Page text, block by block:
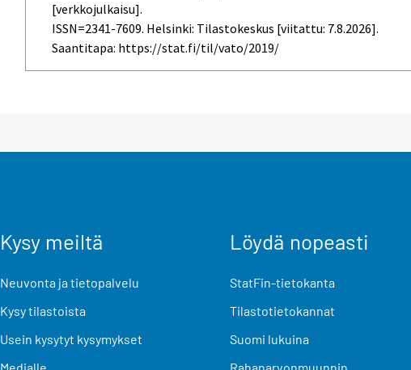
[verkkojulkaisu].
ISSN=2341-7609. Helsinki: Tilastokeskus [viitattu: 7.8.2026].
Saantitapa: https://stat.fi/til/vato/2019/
Kysy meiltä
Neuvonta ja tietopalvelu
Kysy tilastoista
Usein kysytyt kysymykset
Löydä nopeasti
StatFin-tietokanta
Tilastotietokannat
Suomi lukuina